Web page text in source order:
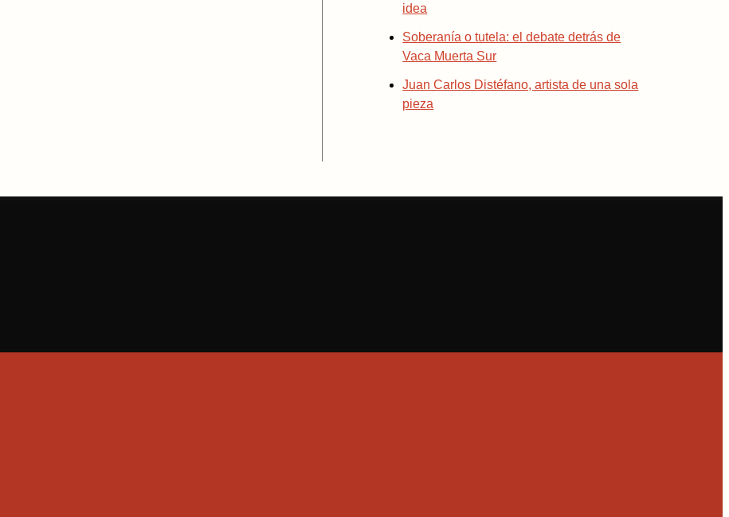
idea
Soberanía o tutela: el debate detrás de
Vaca Muerta Sur
Juan Carlos Distéfano, artista de una sola
pieza